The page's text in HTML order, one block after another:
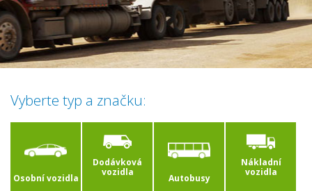
Vyberte typ a značku:
Osobní vozidla
Dodávková
vozidla
Autobusy
Nákladní
vozidla